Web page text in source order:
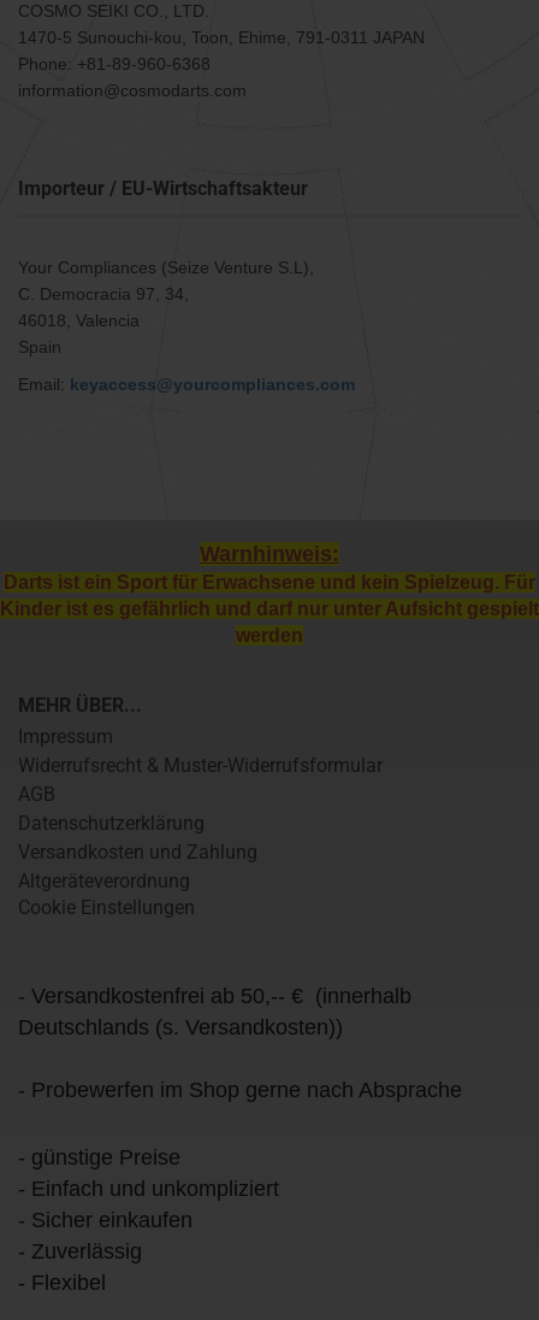
COSMO SEIKI CO., LTD.
1470-5 Sunouchi-kou, Toon, Ehime, 791-0311 JAPAN
Phone: +81-89-960-6368
information@cosmodarts.com
Importeur / EU-Wirtschaftsakteur
Your Compliances (Seize Venture S.L),
C. Democracia 97, 34,
46018, Valencia
Spain
Email: keyaccess@yourcompliances.com
Warnhinweis:
Darts ist ein Sport für Erwachsene und kein Spielzeug. Für
Kinder ist es gefährlich und darf nur unter Aufsicht gespielt
werden
MEHR ÜBER...
Impressum
Widerrufsrecht & Muster-Widerrufsformular
AGB
Datenschutzerklärung
Versandkosten und Zahlung
Altgeräteverordnung
Cookie Einstellungen
- Versandkostenfrei ab 50,-- € (innerhalb
Deutschlands (s. Versandkosten))
- Probewerfen im Shop gerne nach Absprache
- günstige Preise
- Einfach und unkompliziert
- Sicher einkaufen
- Zuverlässig
- Flexibel